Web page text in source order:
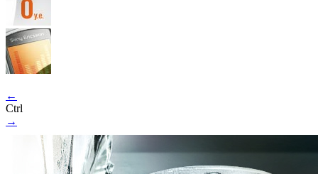
←
Ctrl
→